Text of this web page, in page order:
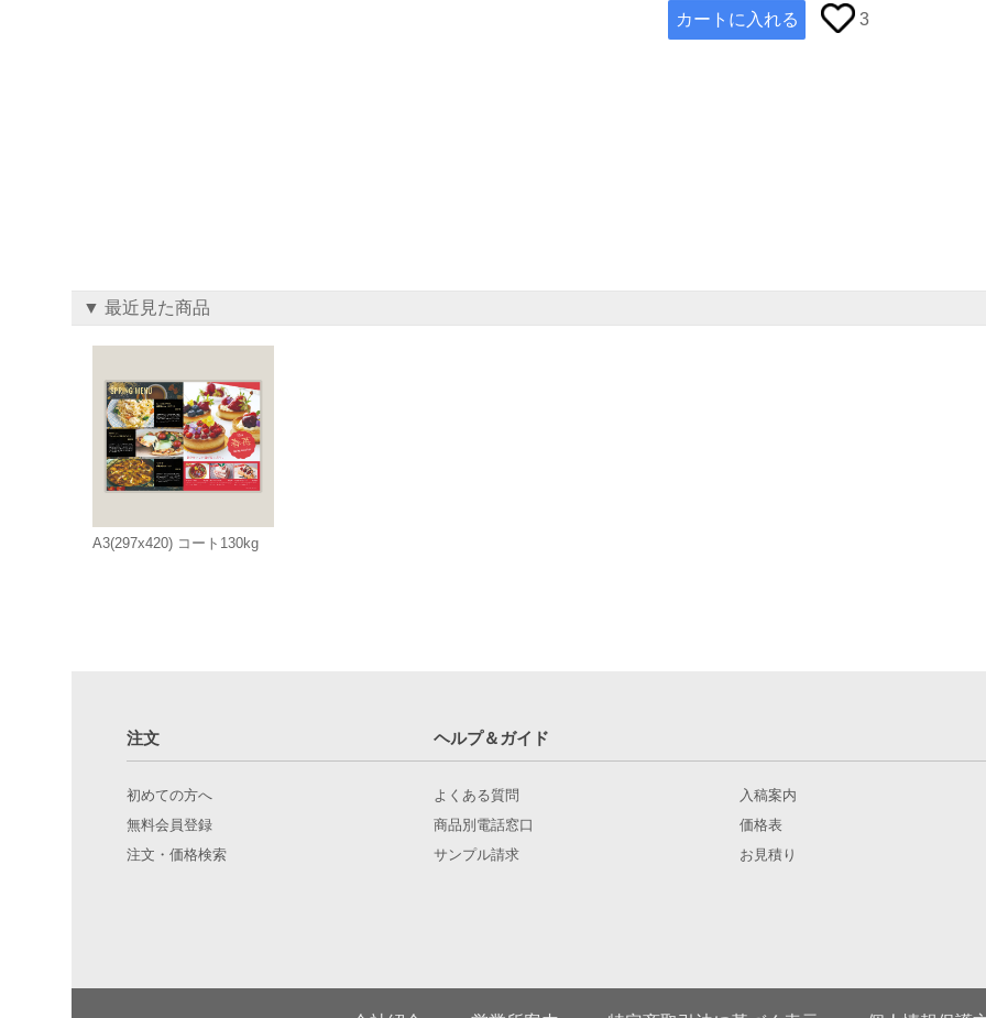
カートに入れる 3
▼ 最近見た商品
A3(297x420) コート130kg
注文 ヘルプ＆ガイド
初めての方へ
無料会員登録
注文・価格検索
よくある質問
商品別電話窓口
サンプル請求
入稿案内
価格表
お見積り